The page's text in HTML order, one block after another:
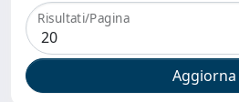
Risultati/Pagina